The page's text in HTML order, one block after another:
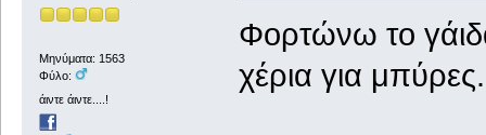
Μηνύματα: 1563
Φύλο:
άιντε άιντε....!
Φορτώνω το
χέρια για